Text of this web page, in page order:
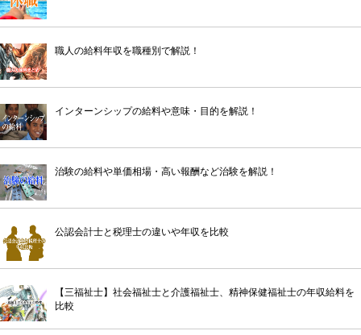
職人の給料年収を職種別で解説！
インターンシップの給料や意味・目的を解説！
治験の給料や単価相場・高い報酬など治験を解説！
公認会計士と税理士の違いや年収を比較
【三福祉士】社会福祉士と介護福祉士、精神保健福祉士の年収給料を
比較